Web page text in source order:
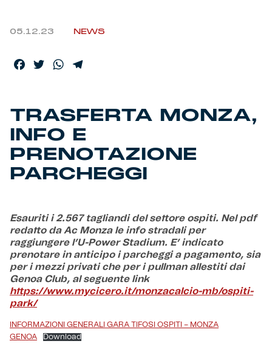
Helan x Genoa
Isolani x Genoa
Gift Card Online Store
05.12.23 NEWS
Facebook
TwitterWhatsApp
TRASFERTA MONZA,
INFO E
PRENOTAZIONE
PARCHEGGI
Esauriti i 2.567 tagliandi del settore ospiti. Nel pdf
redatto da Ac Monza le info stradali per
raggiungere l’U-Power Stadium. E’ indicato
prenotare in anticipo i parcheggi a pagamento, sia
per i mezzi privati che per i pullman allestiti dai
Genoa Club, al seguente link
https://www.mycicero.it/monzacalcio-mb/ospiti-
park/
INFORMAZIONI GENERALI GARA TIFOSI OSPITI – MONZA
GENOA
Download